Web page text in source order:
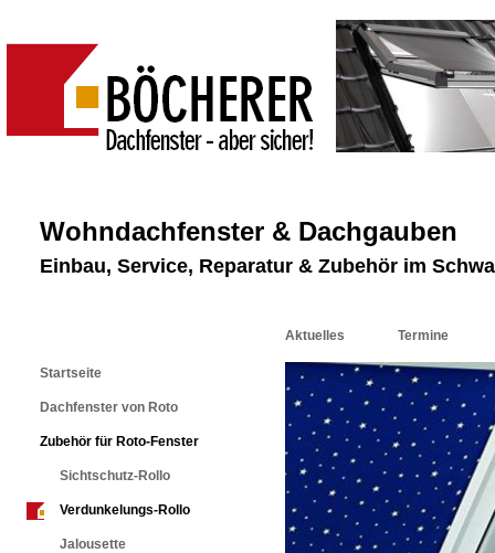
Wohndachfenster & Dachgauben
Einbau, Service, Reparatur & Zubehör im
Startseite
Dachfenster von Roto
Zubehör für Roto-Fenster
Sichtschutz-Rollo
Verdunkelungs-Rollo
Jalousette
Aktuelles Termine